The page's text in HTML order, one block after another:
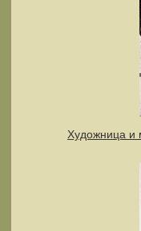
Художница и